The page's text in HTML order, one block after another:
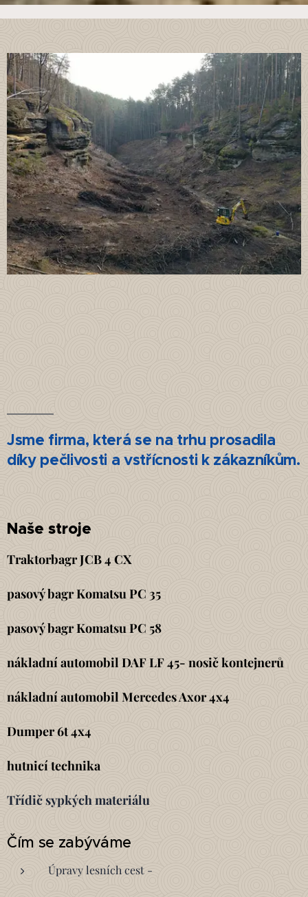
Jsme firma, která se na trhu prosadila
díky pečlivosti a vstřícnosti k zákazníkům.
Naše stroje
Traktorbagr JCB 4 CX
pasový bagr Komatsu PC 35
pasový bagr Komatsu PC 58
nákladní automobil DAF LF 45- nosič kontejnerů
nákladní automobil Mercedes Axor 4x4
Dumper 6t 4x4
hutnicí technika
Třídič sypkých materiálu
Čím se zabýváme
Úpravy lesních cest -